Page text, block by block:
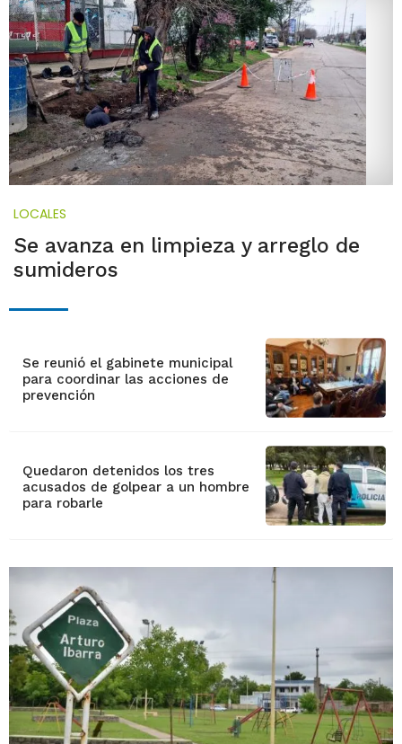
LOCALES
Se avanza en limpieza y arreglo de
sumideros
Se reunió el gabinete municipal
para coordinar las acciones de
prevención
Quedaron detenidos los tres
acusados de golpear a un hombre
para robarle